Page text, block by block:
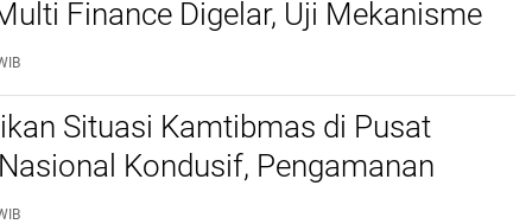
Finance Digelar, Uji Mekanisme
Jadi Sorotan
Situasi Kamtibmas di Pusat
Kondusif, Pengamanan
Diperketat